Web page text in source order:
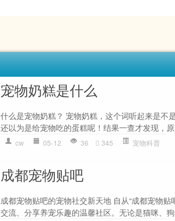
宠物奶糕是什么
什么是宠物奶糕？ 宠物奶糕，这个词听起来是不
还以为是给宠物吃的蛋糕呢！结果一查才发现，
cw 05-12 36 345 宠物科普
成都宠物贴吧
成都宠物贴吧的宠物社交新天地 自从“成都宠物
交流、分享养宠乐趣的温馨社区。无论是猫咪、